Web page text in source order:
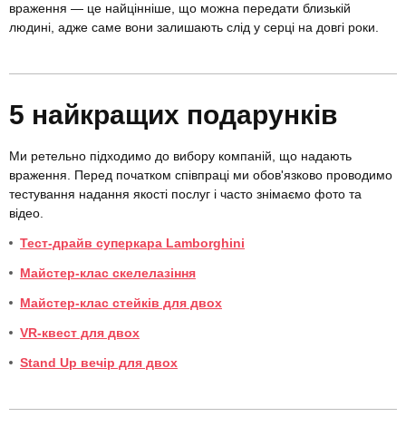
враження — це найцінніше, що можна передати близькій
людині, адже саме вони залишають слід у серці на довгі роки.
5 найкращих подарунків
Ми ретельно підходимо до вибору компаній, що надають
враження. Перед початком співпраці ми обов'язково проводимо
тестування надання якості послуг і часто знімаємо фото та
відео.
Тест-драйв суперкара Lamborghini
Майстер-клас скелелазіння
Майстер-клас стейків для двох
VR-квест для двох
Stand Up вечір для двох